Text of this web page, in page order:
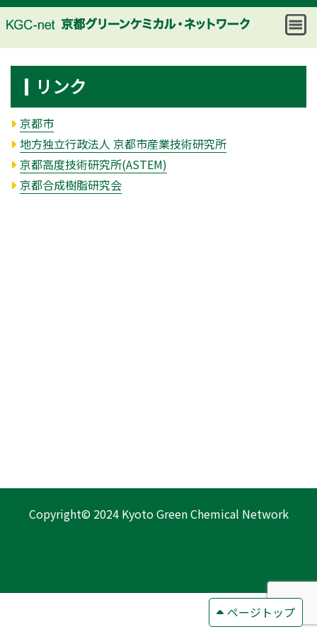
リンク
京都市
地方独立行政法人 京都市産業技術研究所
京都高度技術研究所(ASTEM)
京都合成樹脂研究会
ページトップ
Copyright© 2024 Kyoto Green Chemical Network